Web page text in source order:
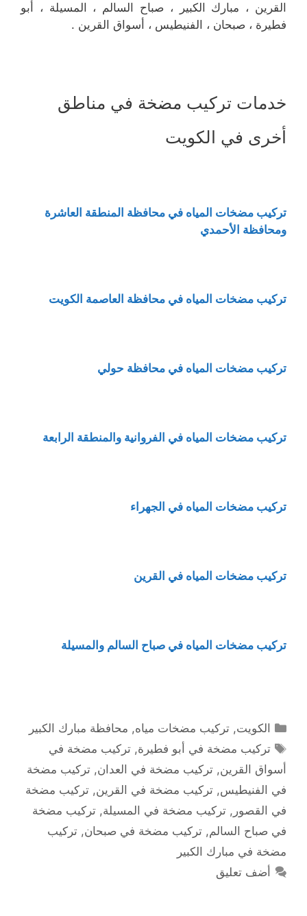
القرين ، مبارك الكبير ، صباح السالم ، المسيلة ، أبو
فطيرة ، صبحان ، الفنيطيس ، أسواق القرين .
خدمات تركيب مضخة في مناطق
أخرى في الكويت
تركيب مضخات المياه في محافظة المنطقة العاشرة
ومحافظة الأحمدي
تركيب مضخات المياه في محافظة العاصمة الكويت
تركيب مضخات المياه في محافظة حولي
تركيب مضخات المياه في الفروانية والمنطقة الرابعة
تركيب مضخات المياه في الجهراء
تركيب مضخات المياه في القرين
تركيب مضخات المياه في صباح السالم والمسيلة
التصنيفات
الكويت,تركيب مضخات مياه, محافظة مبارك الكبير
الوسوم
تركيب مضخة في أبو فطيرة,تركيب مضخة في
أسواق القرين, تركيب مضخة في العدان, تركيب مضخة
في الفنيطيس, تركيب مضخة في القرين, تركيب مضخة
في القصور , تركيب مضخة في المسيلة, تركيب مضخة
في صباح السالم, تركيب مضخة في صبحان, تركيب
مضخة في مبارك الكبير
أضف تعليق